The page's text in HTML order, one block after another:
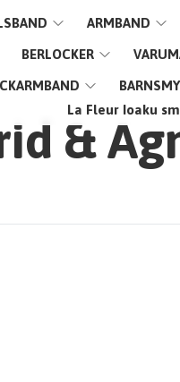
ARMBAND
BERLOCKER
La Fleur Ioaku
&